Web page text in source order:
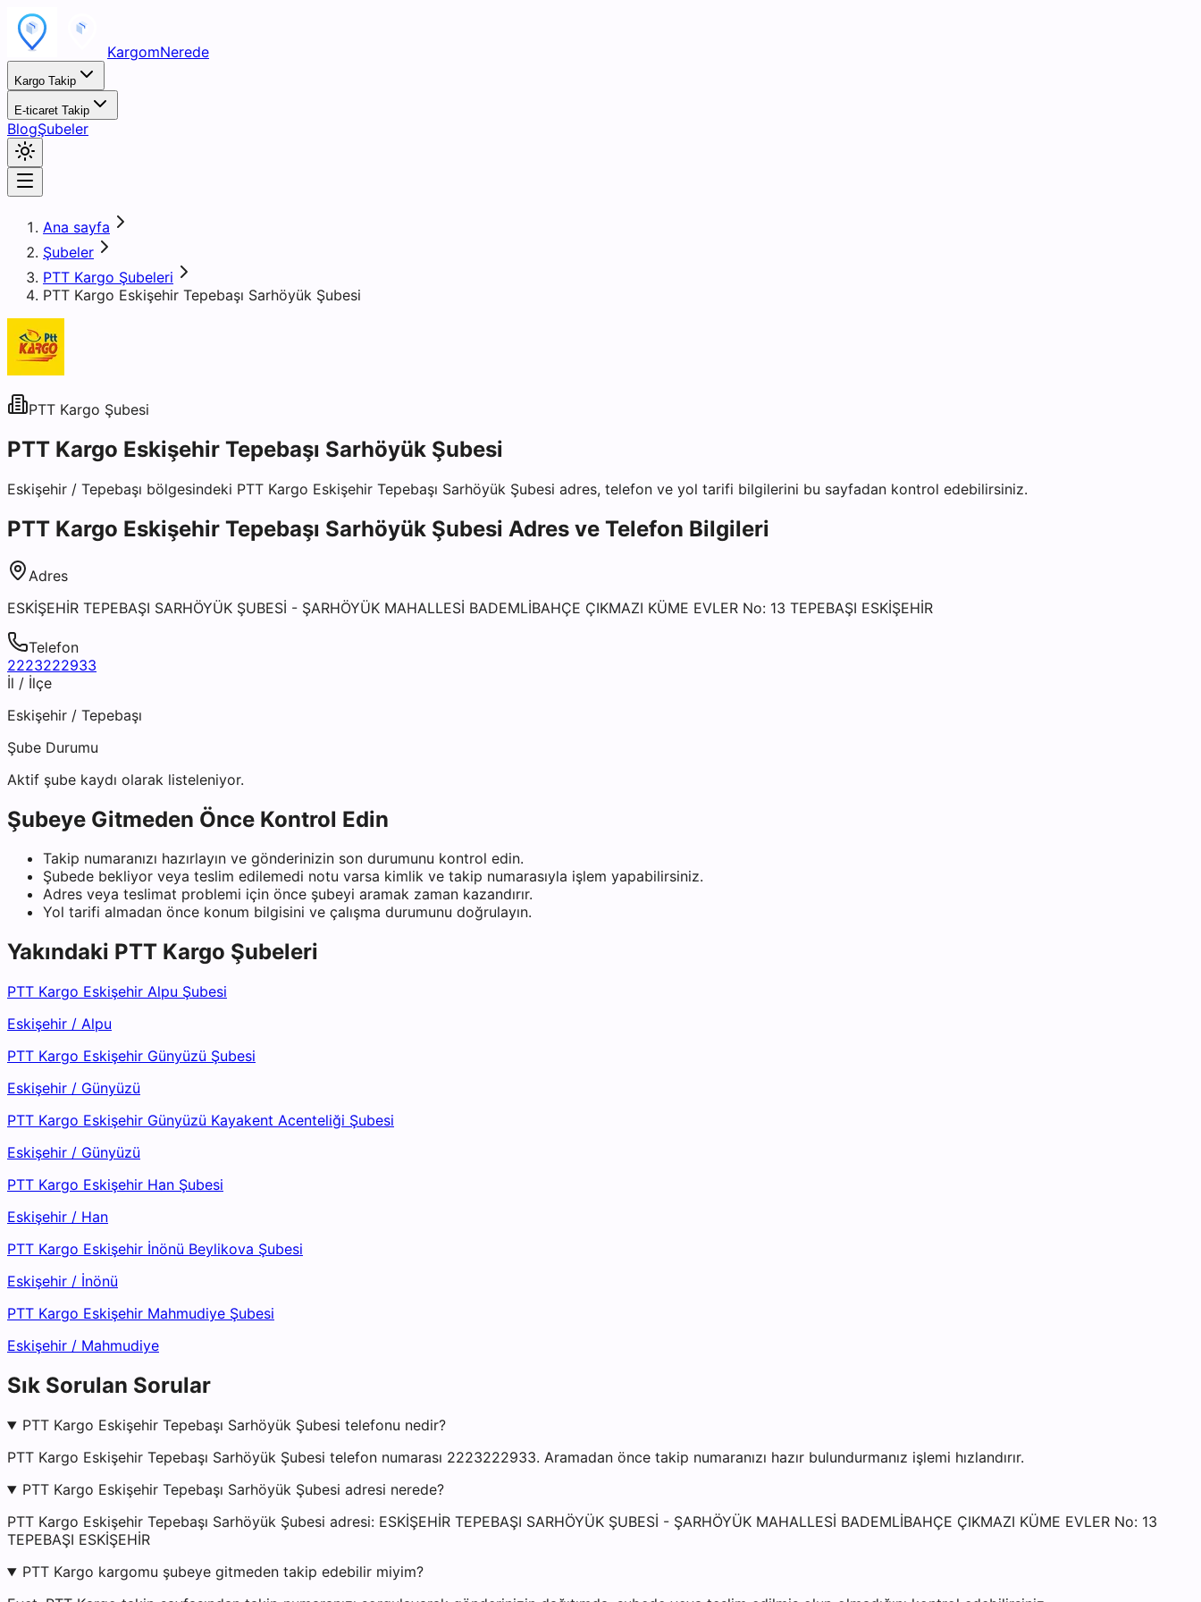
KargomNerede
Kargo Takip
E-ticaret Takip
BlogŞubeler
Ana sayfa
Şubeler
PTT Kargo Şubeleri
PTT Kargo Eskişehir Tepebaşı Sarhöyük Şubesi
PTT Kargo Şubesi
PTT Kargo Eskişehir Tepebaşı Sarhöyük Şubesi
Eskişehir / Tepebaşı bölgesindeki PTT Kargo Eskişehir Tepebaşı Sarhöyük Şubesi adres, telefon ve yol tarifi bilgilerini bu sayfadan kontrol edebilirsiniz.
PTT Kargo Eskişehir Tepebaşı Sarhöyük Şubesi Adres ve Telefon Bilgileri
Adres
ESKİŞEHİR TEPEBAŞI SARHÖYÜK ŞUBESİ - ŞARHÖYÜK MAHALLESİ BADEMLİBAHÇE ÇIKMAZI KÜME EVLER No: 13 TEPEBAŞI ESKİŞEHİR
Telefon
2223222933
İl / İlçe
Eskişehir / Tepebaşı
Şube Durumu
Aktif şube kaydı olarak listeleniyor.
Şubeye Gitmeden Önce Kontrol Edin
Takip numaranızı hazırlayın ve gönderinizin son durumunu kontrol edin.
Şubede bekliyor veya teslim edilemedi notu varsa kimlik ve takip numarasıyla işlem yapabilirsiniz.
Adres veya teslimat problemi için önce şubeyi aramak zaman kazandırır.
Yol tarifi almadan önce konum bilgisini ve çalışma durumunu doğrulayın.
Yakındaki PTT Kargo Şubeleri
PTT Kargo Eskişehir Alpu Şubesi
Eskişehir / Alpu
PTT Kargo Eskişehir Günyüzü Şubesi
Eskişehir / Günyüzü
PTT Kargo Eskişehir Günyüzü Kayakent Acenteliği Şubesi
Eskişehir / Günyüzü
PTT Kargo Eskişehir Han Şubesi
Eskişehir / Han
PTT Kargo Eskişehir İnönü Beylikova Şubesi
Eskişehir / İnönü
PTT Kargo Eskişehir Mahmudiye Şubesi
Eskişehir / Mahmudiye
Sık Sorulan Sorular
PTT Kargo Eskişehir Tepebaşı Sarhöyük Şubesi telefonu nedir?
PTT Kargo Eskişehir Tepebaşı Sarhöyük Şubesi telefon numarası 2223222933. Aramadan önce takip numaranızı hazır bulundurmanız işlemi hızlandırır.
PTT Kargo Eskişehir Tepebaşı Sarhöyük Şubesi adresi nerede?
PTT Kargo Eskişehir Tepebaşı Sarhöyük Şubesi adresi: ESKİŞEHİR TEPEBAŞI SARHÖYÜK ŞUBESİ - ŞARHÖYÜK MAHALLESİ BADEMLİBAHÇE ÇIKMAZI KÜME EVLER No: 13
TEPEBAŞI ESKİŞEHİR
PTT Kargo kargomu şubeye gitmeden takip edebilir miyim?